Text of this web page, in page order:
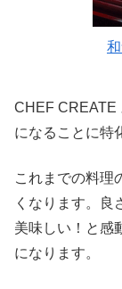
CHEF CREATE
になることに特
これまでの料理
くなります。良
美味しい！と感
になります。